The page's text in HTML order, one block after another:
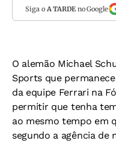
Siga o A TARDEno Google
O alemão Michael
Sports que
da equipe Ferrari na
permitir que tenha
ao mesmo tempo em
segundo a agência de